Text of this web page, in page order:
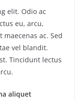
elit. Odio ac
eu, arcu,
ac. Sed
vel blandit.
Tincidunt lectus
aliquet